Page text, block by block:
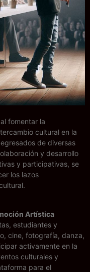
fomentar la
cultural en la
de diversas
y desarrollo
y participativas, se
los lazos
Artística
estudiantes y
cine, fotografía, danza,
activamente en la
culturales y
para el